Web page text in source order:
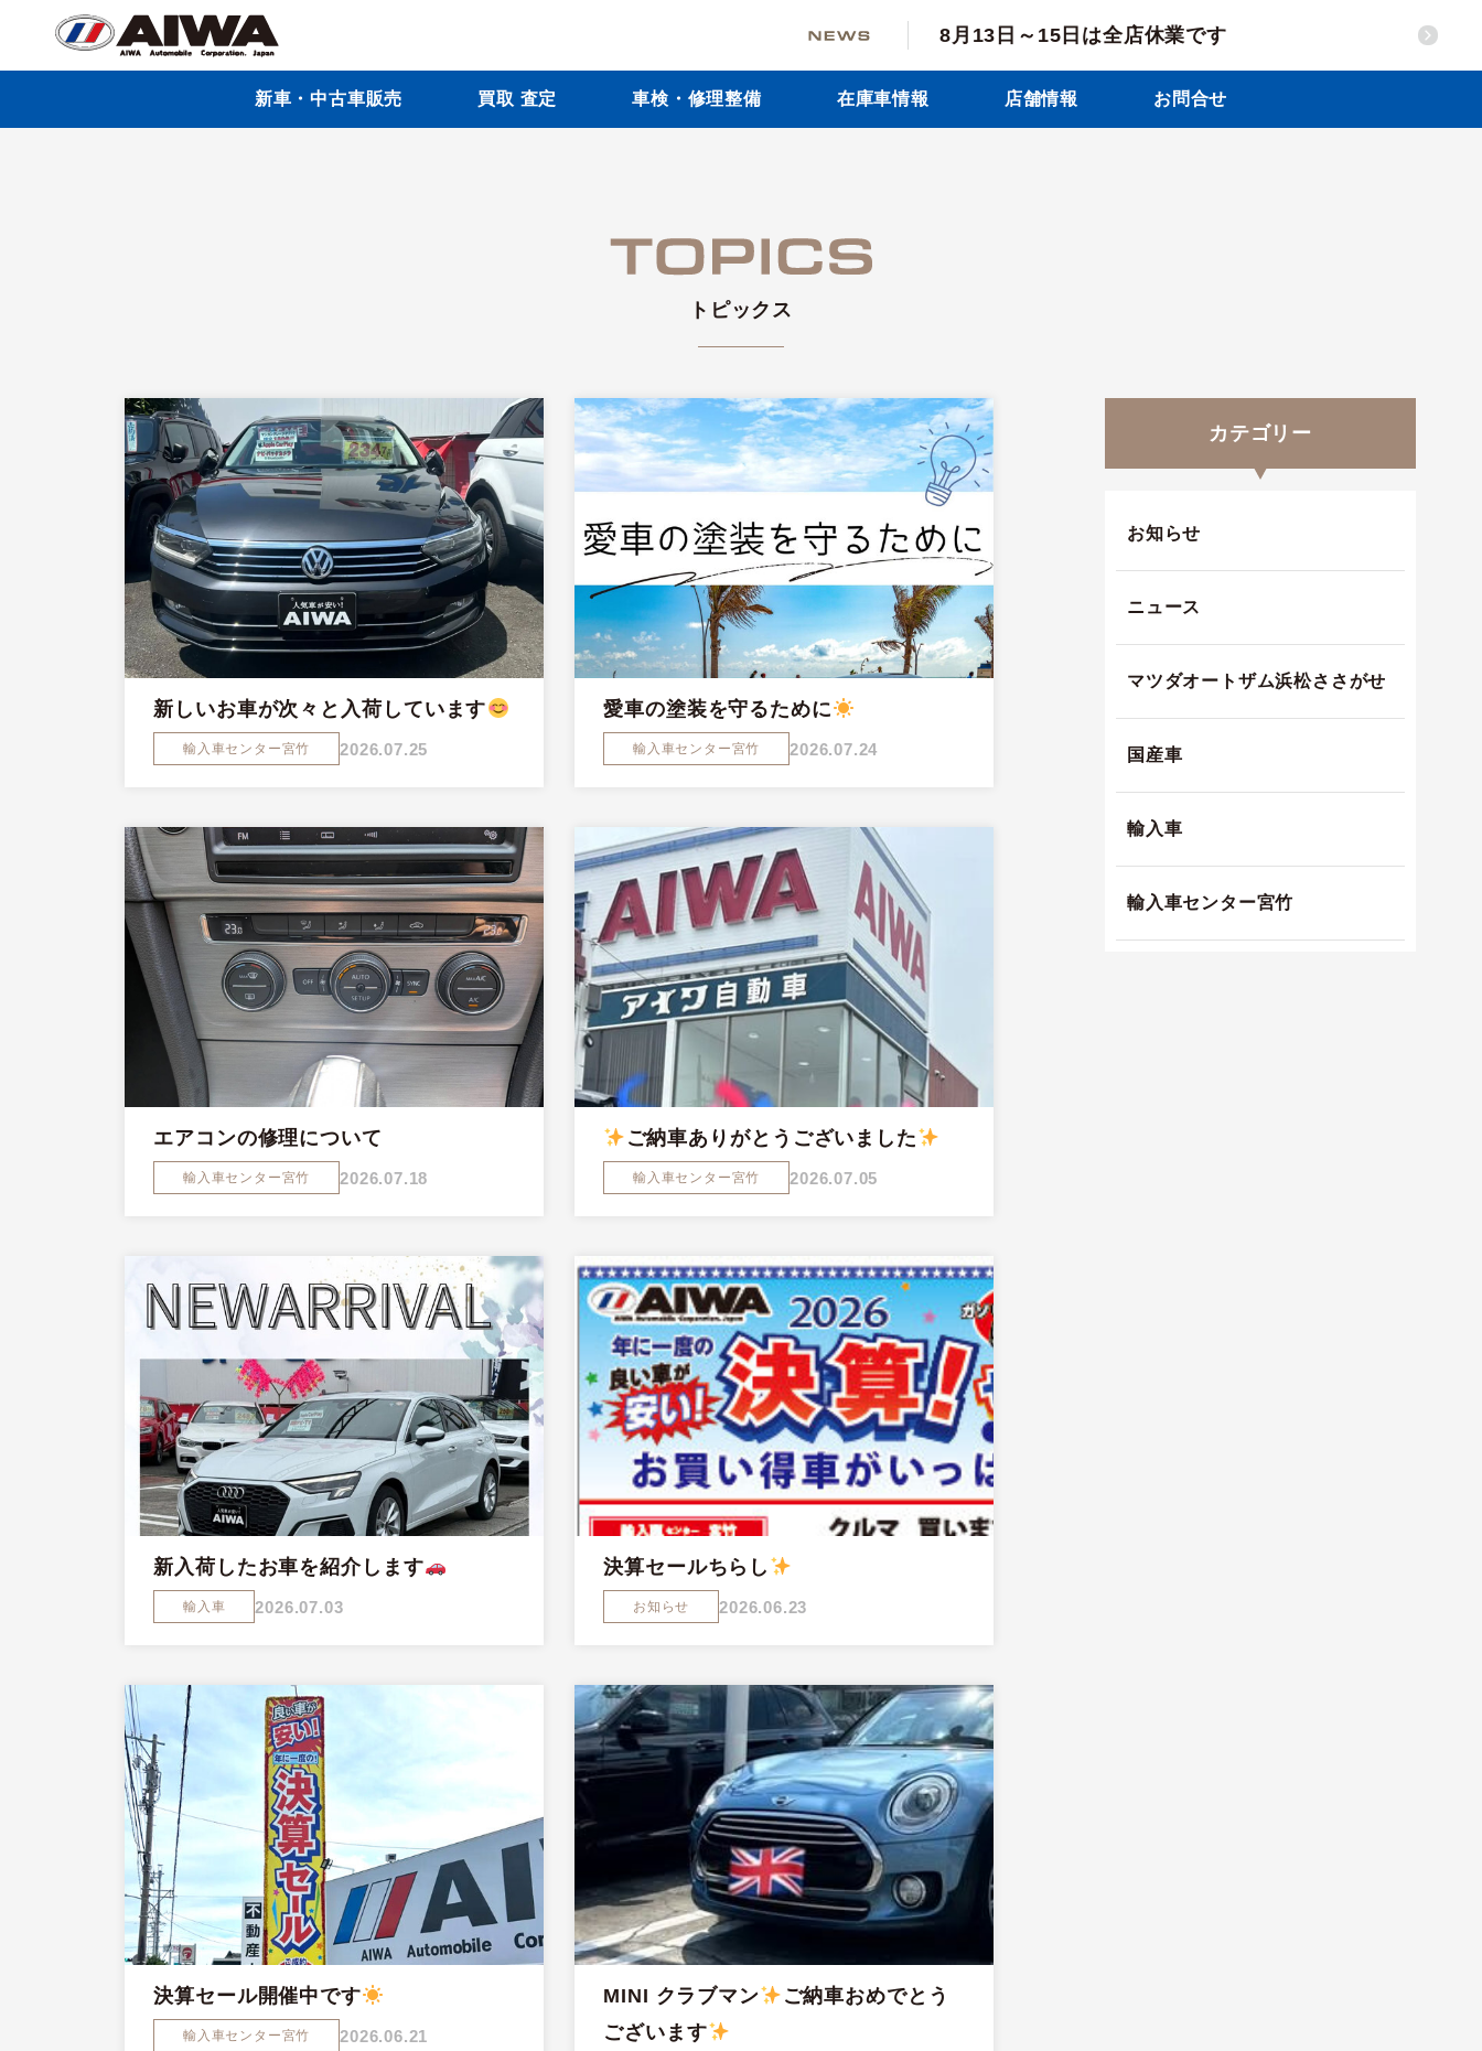
8月13日～15日は全店休業です
新車・中古車販売 買取 査定 車検・修理整備 在庫車情報 店舗情報 お問合せ
トピックス
新しいお車が次々と入荷しています
輸入車センター宮竹 2026.07.25
愛車の塗装を守るために
輸入車センター宮竹 2026.07.24
エアコンの修理について
輸入車センター宮竹 2026.07.18
ご納車ありがとうございました
輸入車センター宮竹 2026.07.05
新入荷したお車を紹介します
輸入車 2026.07.03
決算セールちらし
お知らせ 2026.06.23
決算セール開催中です
輸入車センター宮竹 2026.06.21
MINI クラブマン
ご納車おめでとう
ございます
カテゴリー
お知らせ
ニュース
マツダオートザム浜松ささがせ
国産車
輸入車
輸入車センター宮竹